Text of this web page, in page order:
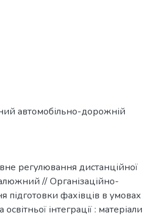
автомобільно-дорожній
регулювання дистанційної
// Організаційно-
підготовки фахівців в умовах
інтеграції : матеріали